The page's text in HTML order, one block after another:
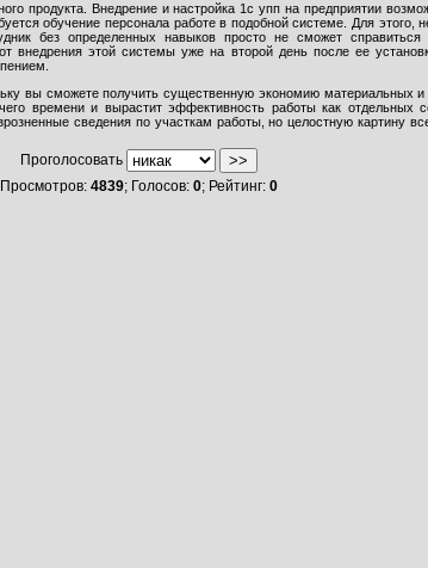
продукта. Внедрение и настройка 1с упп на предприятии
обучение персонала работе в подобной системе. Для этого,
без определенных навыков просто не сможет
этой системы уже на второй день после ее
вы сможете получить существенную экономию материальных
времени и вырастит эффективность работы как отдельных
сведения по участкам работы, но целостную картину
Проголосовать
Просмотров: 4839; Голосов: 0; Рейтинг: 0